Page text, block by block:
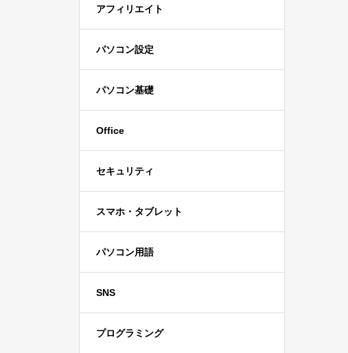
アフィリエイト
パソコン設定
パソコン基礎
Office
セキュリティ
スマホ・タブレット
パソコン用語
SNS
プログラミング